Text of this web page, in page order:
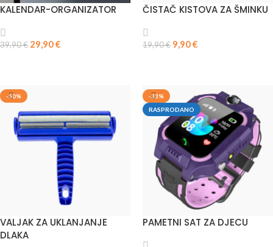
KALENDAR-ORGANIZATOR
39,90€ 29,90€
ČISTAČ KISTOVA ZA ŠMINKU
19,90€ 9,90€
-50%
VALJAK ZA UKLANJANJE
DLAKA
-33%
RASPRODANO
PAMETNI SAT ZA DJECU